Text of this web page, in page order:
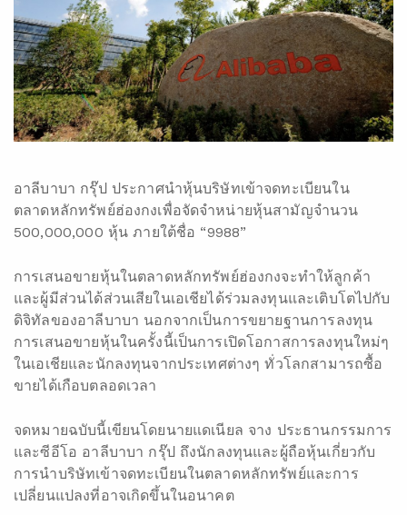
อาลีบาบา กรุ๊ป ประกาศนำหุ้นบริษัทเข้าจดทะเบียนใน
ตลาดหลักทรัพย์ฮ่องกงเพื่อจัดจำหน่ายหุ้นสามัญจำนวน
500,000,000 หุ้น ภายใต้ชื่อ “9988”
การเสนอขายหุ้นในตลาดหลักทรัพย์ฮ่องกงจะทำให้ลูกค้า
และผู้มีส่วนได้ส่วนเสียในเอเชียได้ร่วมลงทุนและเติบโตไปกับ
ดิจิทัลของอาลีบาบา นอกจากเป็นการขยายฐานการลงทุน
การเสนอขายหุ้นในครั้งนี้เป็นการเปิดโอกาสการลงทุนใหม่ๆ
ในเอเชียและนักลงทุนจากประเทศต่างๆ ทั่วโลกสามารถซื้อ
ขายได้เกือบตลอดเวลา
จดหมายฉบับนี้เขียนโดยนายแดเนียล จาง ประธานกรรมการ
และซีอีโอ อาลีบาบา กรุ๊ป ถึงนักลงทุนและผู้ถือหุ้นเกี่ยวกับ
การนำบริษัทเข้าจดทะเบียนในตลาดหลักทรัพย์และการ
เปลี่ยนแปลงที่อาจเกิดขึ้นในอนาคต